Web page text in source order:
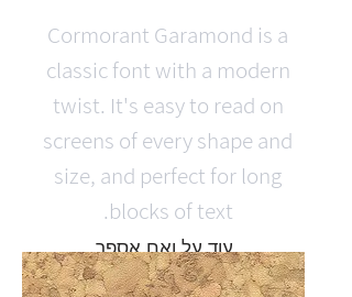
Cormorant Garamond is a
classic font with a modern
twist. It's easy to read on
screens of every shape and
size, and perfect for long
blocks of text.
עוד על ואם אספר